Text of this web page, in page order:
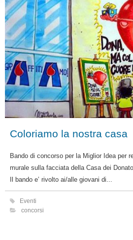
Coloriamo la nostra casa
Bando di concorso per la Miglior Idea per
murale sulla facciata della Casa dei
Il bando e’ rivolto ai/alle giovani di...
Eventi
concorsi